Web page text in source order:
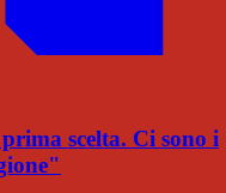
scelta. Ci sono i